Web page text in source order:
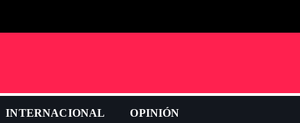
INTERNACIONAL OPINIÓN